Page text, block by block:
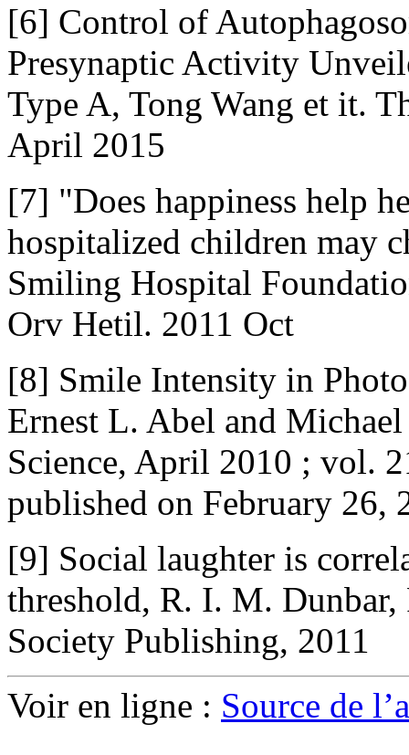
[6] Control of
Presynaptic Activity
Type A, Tong Wang et it.
April 2015
[7] "Does happiness help
hospitalized children may
Smiling Hospital
Orv Hetil. 2011 Oct
[8] Smile Intensity in
Ernest L. Abel and
Science, April 2010 ; vol.
published on February 26,
[9] Social laughter is
threshold, R. I. M. Dunbar,
Society Publishing, 2011
Voir en ligne : Source de